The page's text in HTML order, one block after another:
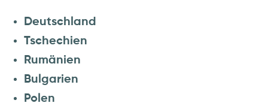
Deutschland
Tschechien
Rumänien
Bulgarien
Polen